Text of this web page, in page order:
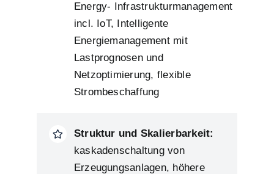
Energy- Infrastrukturmanagement
incl. IoT, Intelligente
Energiemanagement mit
Lastprognosen und
Netzoptimierung, flexible
Strombeschaffung
Struktur und Skalierbarkeit:
kaskadenschaltung von
Erzeugungsanlagen, höhere